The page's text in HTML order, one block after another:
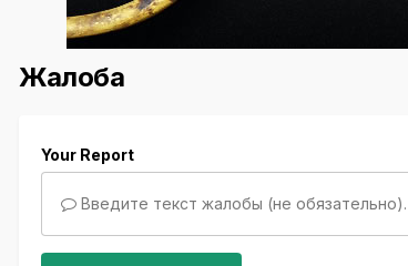
Жалоба
Your Report
Введите текст жалобы (не обязательно).